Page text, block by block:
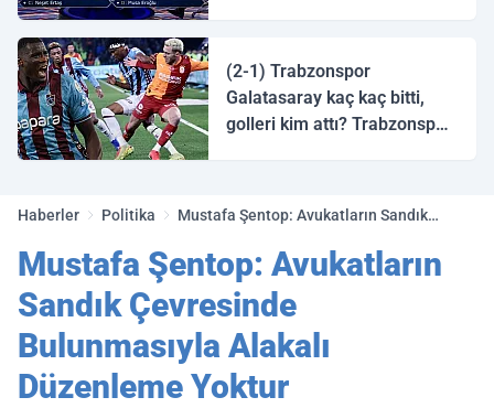
(2-1) Trabzonspor
Galatasaray kaç kaç bitti,
golleri kim attı? Trabzonspor
Haberler Politika
Mustafa Şentop: Avukatların Sandık
Düzenleme Yoktur
Mustafa Şentop: Avukatların
Sandık Çevresinde
Bulunmasıyla Alakalı
Düzenleme Yoktur